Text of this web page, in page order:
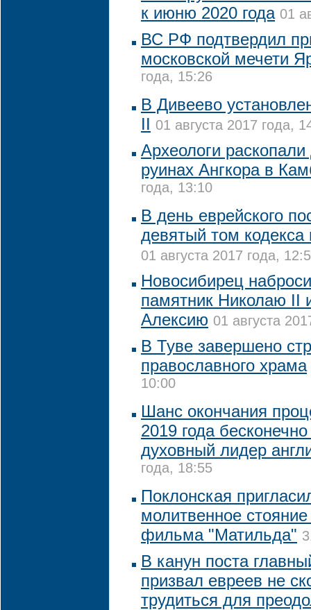
к июню 2020 года 01
ВС РФ подтвердил
московской мечети
года, 15:26
В Дивеево
II 01 августа 2017 года,
Археологи
руинах Ангкора в
года, 13:10
В день еврейского
девятый том кодекса
01 августа 2017 года,
Новосибирец
памятник Николаю II
Алексию 01 августа
В Туве завершено
православного храма
10:00
Шанс окончания
2019 года
духовный лидер
года, 18:55
Поклонская
молитвенное
фильма "Матильда"
В канун поста
призвал евреев не
трудиться для